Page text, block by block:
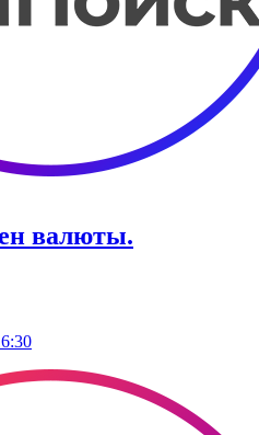
валюты.